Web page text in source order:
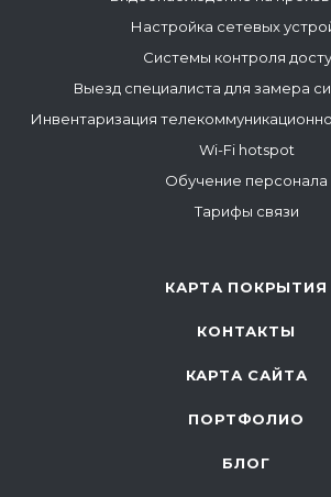
Настройка сетевых
Системы контроля
Выезд специалиста для замера
Инвентаризация
Wi-Fi hotspot
Обучение персонала
Тарифы связи
КАРТА ПОКРЫТИЯ
КОНТАКТЫ
КАРТА САЙТА
ПОРТФОЛИО
БЛОГ